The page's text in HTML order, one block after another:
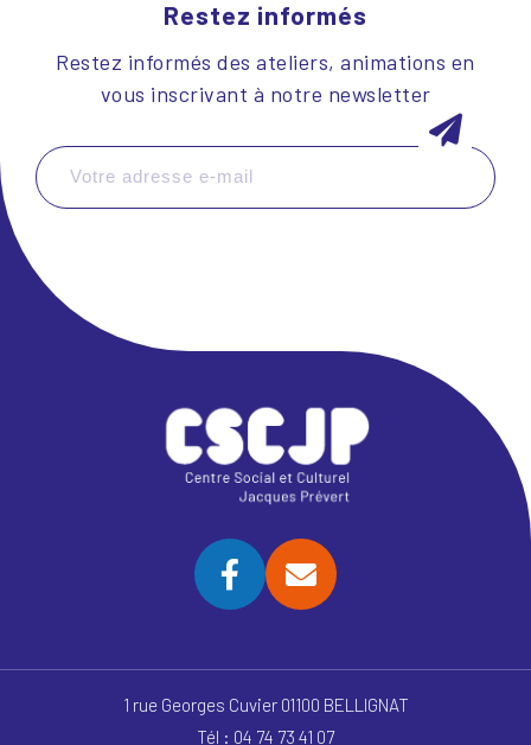
Restez informés
Restez informés des ateliers, animations en
vous inscrivant à notre newsletter
1 rue Georges Cuvier 01100 BELLIGNAT
Tél : 04 74 73 41 07